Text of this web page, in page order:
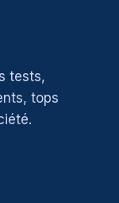
tests,
tops